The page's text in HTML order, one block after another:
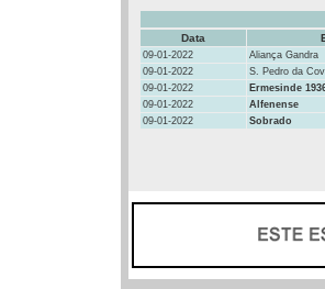
Data
09-01-2022 Aliança Gandra
09-01-2022
S. Pedro da
09-01-2022
Ermesinde
09-01-2022
Alfenense
09-01-2022
Sobrado